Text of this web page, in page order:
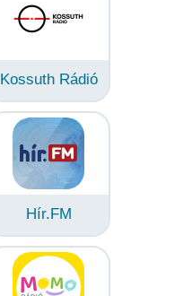
Kossuth Rádió
Hír.FM